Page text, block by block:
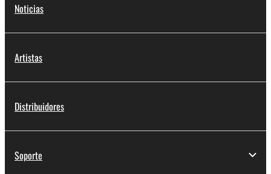
Noticias
Artistas
Distribuidores
Soporte